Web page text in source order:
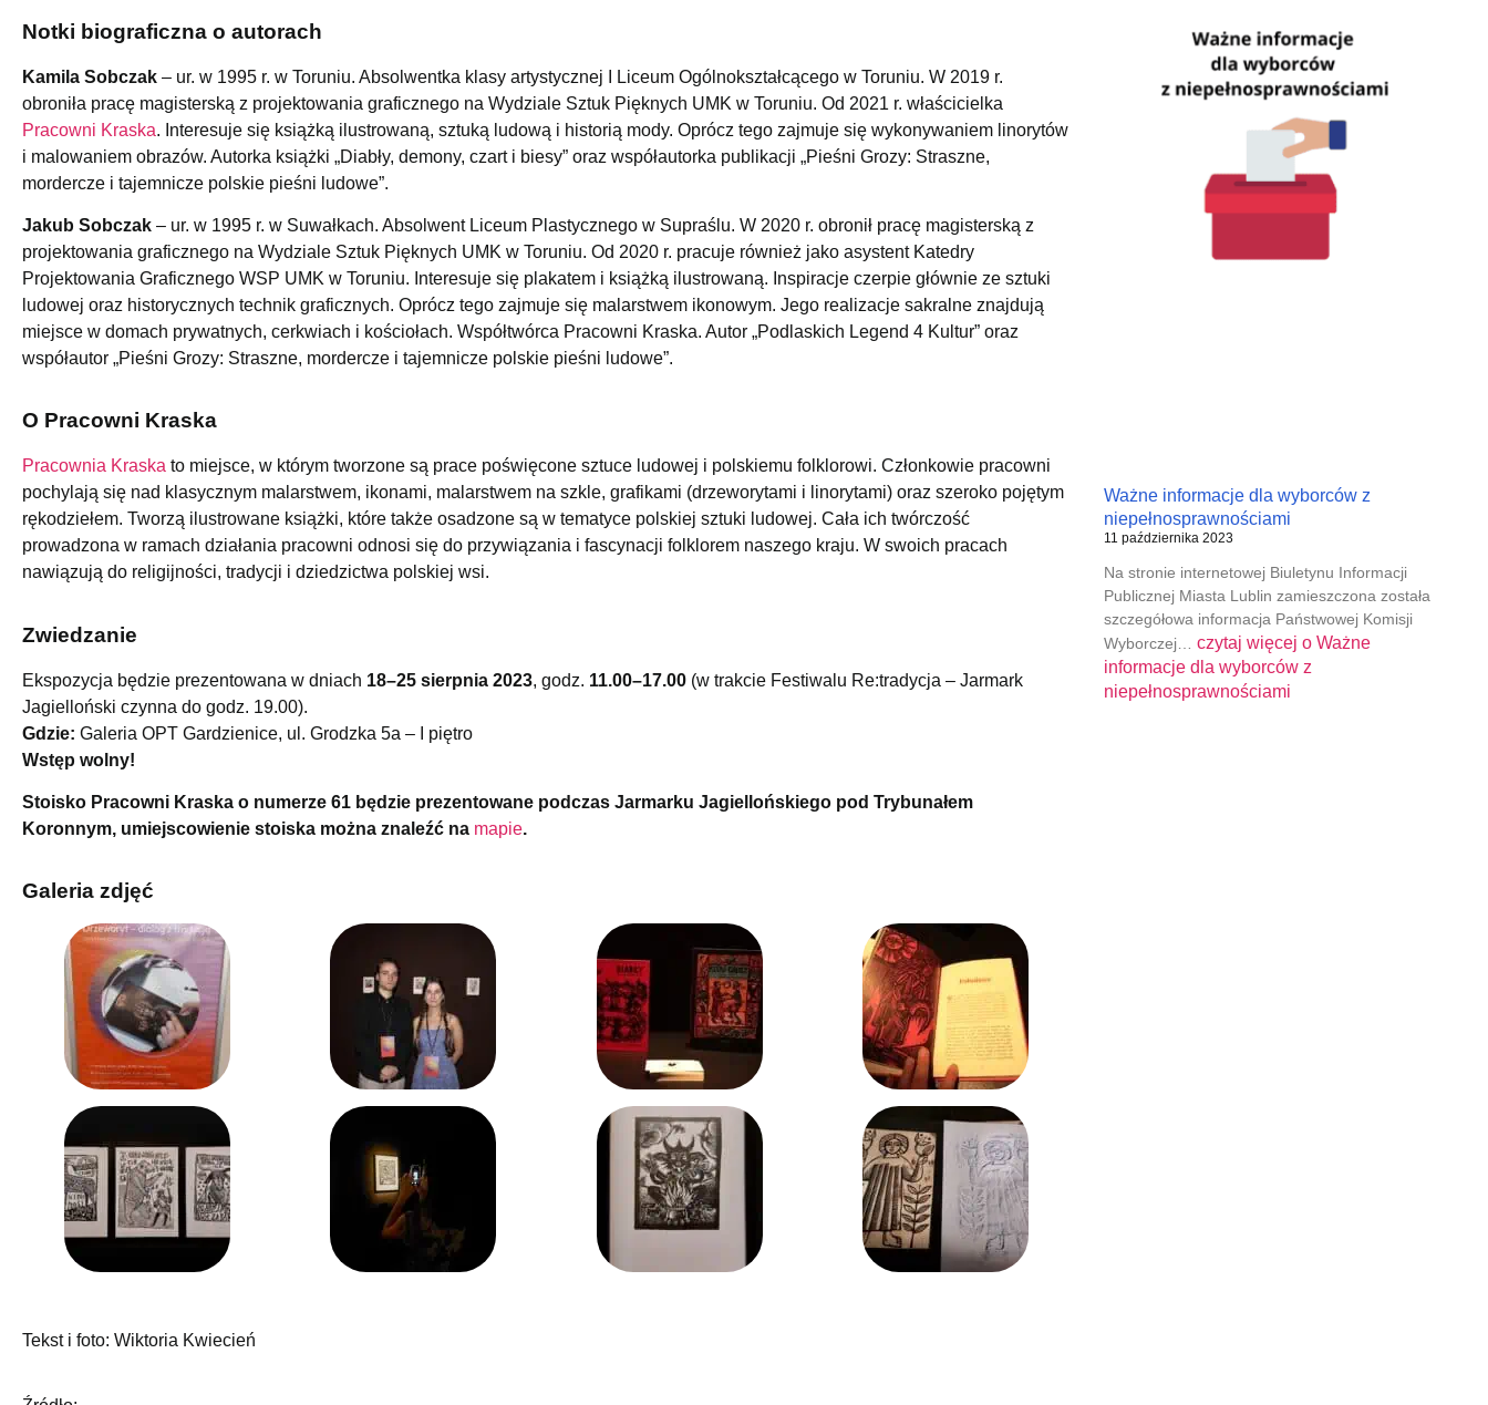
Notki biograficzna o autorach
Kamila Sobczak – ur. w 1995 r. w Toruniu. Absolwentka klasy artystycznej I Liceum Ogólnokształcącego w Toruniu. W 2019 r.
obroniła pracę magisterską z projektowania graficznego na Wydziale Sztuk Pięknych UMK w Toruniu. Od 2021 r. właścicielka
Pracowni Kraska. Interesuje się książką ilustrowaną, sztuką ludową i historią mody. Oprócz tego zajmuje się wykonywaniem linorytów
i malowaniem obrazów. Autorka książki „Diabły, demony, czart i biesy” oraz współautorka publikacji „Pieśni Grozy: Straszne,
mordercze i tajemnicze polskie pieśni ludowe”.
Jakub Sobczak – ur. w 1995 r. w Suwałkach. Absolwent Liceum Plastycznego w Supraślu. W 2020 r. obronił pracę magisterską z
projektowania graficznego na Wydziale Sztuk Pięknych UMK w Toruniu. Od 2020 r. pracuje również jako asystent Katedry
Projektowania Graficznego WSP UMK w Toruniu. Interesuje się plakatem i książką ilustrowaną. Inspiracje czerpie głównie ze sztuki
ludowej oraz historycznych technik graficznych. Oprócz tego zajmuje się malarstwem ikonowym. Jego realizacje sakralne znajdują
miejsce w domach prywatnych, cerkwiach i kościołach. Współtwórca Pracowni Kraska. Autor „Podlaskich Legend 4 Kultur” oraz
współautor „Pieśni Grozy: Straszne, mordercze i tajemnicze polskie pieśni ludowe”.
O Pracowni Kraska
Pracownia Kraska to miejsce, w którym tworzone są prace poświęcone sztuce ludowej i polskiemu folklorowi. Członkowie pracowni
pochylają się nad klasycznym malarstwem, ikonami, malarstwem na szkle, grafikami (drzeworytami i linorytami) oraz szeroko pojętym
rękodziełem. Tworzą ilustrowane książki, które także osadzone są w tematyce polskiej sztuki ludowej. Cała ich twórczość
prowadzona w ramach działania pracowni odnosi się do przywiązania i fascynacji folklorem naszego kraju. W swoich pracach
nawiązują do religijności, tradycji i dziedzictwa polskiej wsi.
Zwiedzanie
Ekspozycja będzie prezentowana w dniach 18–25 sierpnia 2023, godz. 11.00–17.00 (w trakcie Festiwalu Re:tradycja – Jarmark
Jagielloński czynna do godz. 19.00).
Gdzie: Galeria OPT Gardzienice, ul. Grodzka 5a – I piętro
Wstęp wolny!
Stoisko Pracowni Kraska o numerze 61 będzie prezentowane podczas Jarmarku Jagiellońskiego pod Trybunałem
Koronnym, umiejscowienie stoiska można znaleźć na mapie.
Galeria zdjęć
Tekst i foto: Wiktoria Kwiecień
Ważne informacje dla wyborców z
niepełnosprawnościami
11 października 2023
Na stronie internetowej Biuletynu Informacji
Publicznej Miasta Lublin zamieszczona została
szczegółowa informacja Państwowej Komisji
Wyborczej… czytaj więcej oWażne
informacje dla wyborców z
niepełnosprawnościami